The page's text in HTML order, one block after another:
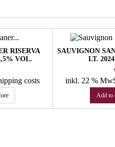
RISERVA
VOL.
costs
SAUVIGNON
LT.
MICHELE/
inkl. 22 %
Add to